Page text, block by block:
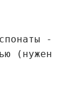
-
(нужен